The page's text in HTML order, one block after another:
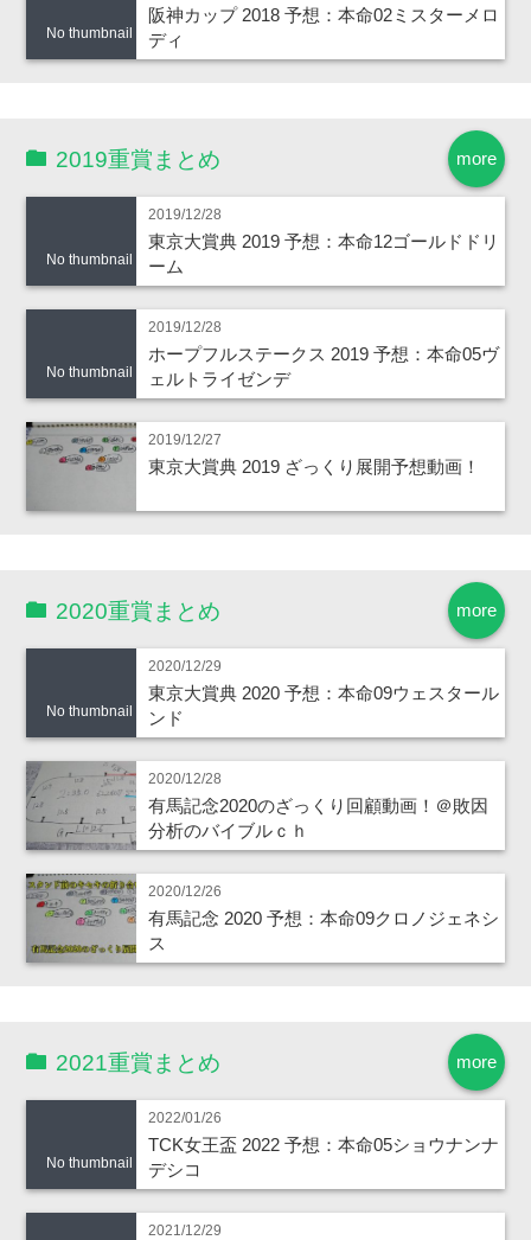
No thumbnail
阪神カップ 2018 予想：本命02ミスターメロ
ディ
more
2019重賞まとめ
No thumbnail
2019/12/28
東京大賞典 2019 予想：本命12ゴールドドリ
ーム
No thumbnail
2019/12/28
ホープフルステークス 2019 予想：本命05ヴ
ェルトライゼンデ
2019/12/27
東京大賞典 2019 ざっくり展開予想動画！
more
2020重賞まとめ
No thumbnail
2020/12/29
東京大賞典 2020 予想：本命09ウェスタール
ンド
2020/12/28
有馬記念2020のざっくり回顧動画！＠敗因
分析のバイブルｃｈ
2020/12/26
有馬記念 2020 予想：本命09クロノジェネシ
ス
more
2021重賞まとめ
No thumbnail
2022/01/26
TCK女王盃 2022 予想：本命05ショウナンナ
デシコ
2021/12/29